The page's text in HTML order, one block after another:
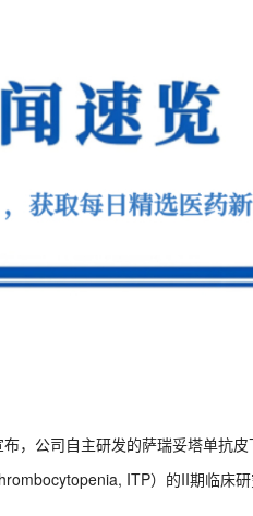
，公司自主研发的萨瑞妥塔单抗
ITP）的II期临床研